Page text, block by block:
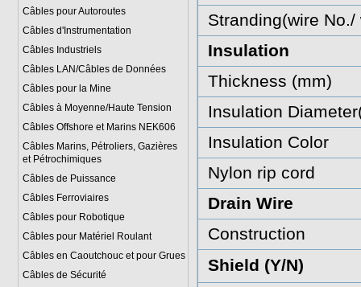
Câbles pour Autoroutes
Câbles d'Instrumentation
Câbles Industriels
Câbles LAN/Câbles de Données
Câbles pour la Mine
Câbles à Moyenne/Haute Tension
Câbles Offshore et Marins NEK606
Câbles Marins, Pétroliers, Gazières
et Pétrochimiques
Câbles de Puissance
Câbles Ferroviaires
Câbles pour Robotique
Câbles pour Matériel Roulant
Câbles en Caoutchouc et pour Grues
Câbles de Sécurité
Stranding(wire
Insulation
Thickness (mm)
Insulation
Insulation Color
Nylon rip cord
Drain Wire
Construction
Shield (Y/N)